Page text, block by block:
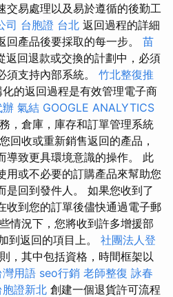
交易處理以及易於遵循的後勤工
司 台胞證 台北 返回過程的詳細
產品後要採取的每一步。 苗
返回退款或交換的計劃中，必須
須支持內部系統。 竹北整復推
的返回過程是有效管理電子商
辦 氣結 GOOGLE ANALYTICS
，倉庫，庫存和訂單管理系統
回收或重新銷售返回的產品，
導致更具環境意識的操作。 此
用或不必要的訂購產品來幫助您
是回到發件人。 如果您收到了
收到您的訂單後儘快通過電子郵
情況下，您將收到許多增援部
到返回的項目上。 社團法人登
，其中包括資格，時間框架以
用語 seo行銷 老師整復 詠春
胞證新北 創建一個退貨許可流程